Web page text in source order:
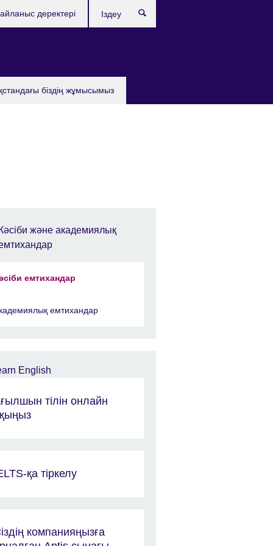
бiздiң жұмысымыз
деректері
Кәсіби және академиялық
емтихандар
емтихандар
тілін онлайн
қа тіркелу
компанияңызға